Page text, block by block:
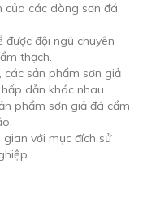
của các dòng sơn đá
được đội ngũ chuyên
thạch.
các sản phẩm sơn giả
dẫn khác nhau.
phẩm sơn giả đá cẩm
với mục đích sử